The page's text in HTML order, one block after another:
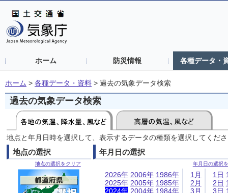
ホーム 防災情報 各種データ・
ホーム > 各種データ・資料 > 過去の気象データ検索
過去の気象データ検索
地点と年月日時を選択して、表示するデータの種類を選択してくだ
地点の選択
地点の選択をクリア
年月日の選択
年月日の選択
2026年
2025年
2024年
2006年
2005年
2004年
1986年
1985年
1984年
1月
2月
3月
1日
2日
3日